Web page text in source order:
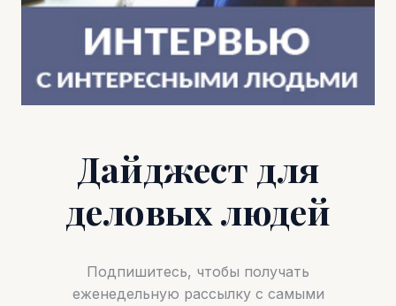
Дайджест для
деловых людей
Подпишитесь, чтобы получать
еженедельную рассылку с самыми